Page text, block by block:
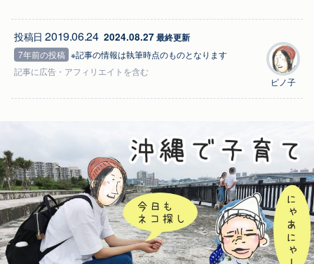
投稿日2019.06.24 2024.08.27 最終更新
7年前の投稿 ※記事の情報は執筆時点のものとなります
記事に広告 ・アフィリエイトを含む
ピノ子